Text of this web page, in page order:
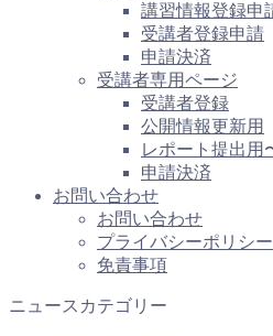
講習情報登録申
受講者登録申請
申請決済
受講者専用ページ
受講者登録
公開情報更新用
レポート提出用
申請決済
お問い合わせ
お問い合わせ
プライバシーポリシー
免責事項
ニュースカテゴリー